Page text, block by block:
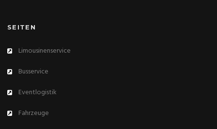
SEITEN
Limousinenservice
Busservice
Eventlogistik
Fahrzeuge